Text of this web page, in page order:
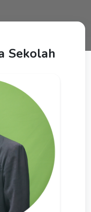
Sekolah